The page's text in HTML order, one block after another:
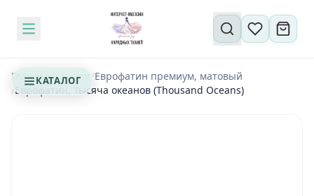
КАТАЛОГ
Поиск по сайту
Главная/Каталог/Еврофатин премиум, матовый
/Еврофатин, Тысяча океанов (Thousand Oceans)